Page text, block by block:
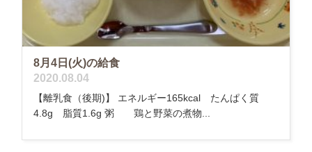
8月4日(火)の給食
2020.08.04
【離乳食（後期)】 エネルギー165kcal たんぱく質
4.8g 脂質1.6g 粥 鶏と野菜の煮物...